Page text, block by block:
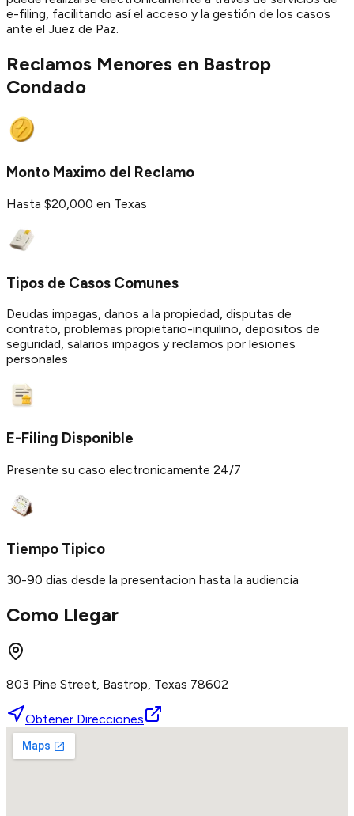
e-filing, facilitando así el acceso y la gestión de los casos
ante el Juez de Paz.
Reclamos Menores en Bastrop
Condado
Monto Maximo del Reclamo
Hasta $20,000 en Texas
Tipos de Casos Comunes
Deudas impagas, danos a la propiedad, disputas de
contrato, problemas propietario-inquilino, depositos de
seguridad, salarios impagos y reclamos por lesiones
personales
E-Filing Disponible
Presente su caso electronicamente 24/7
Tiempo Tipico
30-90 dias desde la presentacion hasta la audiencia
Como Llegar
803 Pine Street, Bastrop, Texas 78602
Obtener Direcciones